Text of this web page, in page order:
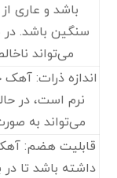
باشد و عاری
سنگین باشد.
می‌تواند
اندازه ذرات: آهک
نرم است، در
می‌تواند به
قابلیت هضم: آهک
داشته باشد تا